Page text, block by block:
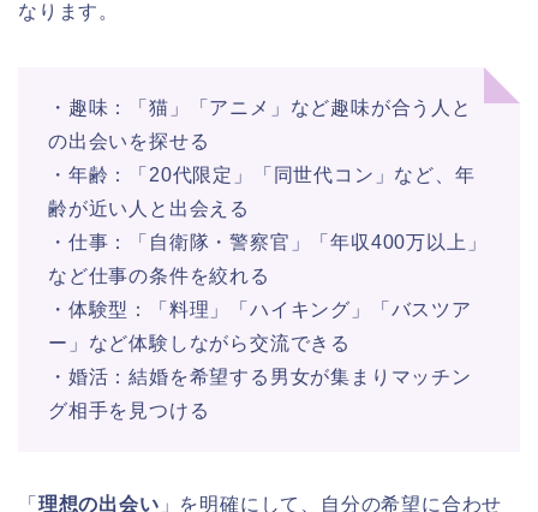
なります。
・趣味：「猫」「アニメ」など趣味が合う人と
の出会いを探せる
・年齢：「20代限定」「同世代コン」など、年
齢が近い人と出会える
・仕事：「自衛隊・警察官」「年収400万以上」
など仕事の条件を絞れる
・体験型：「料理」「ハイキング」「バスツア
ー」など体験しながら交流できる
・婚活：結婚を希望する男女が集まりマッチン
グ相手を見つける
「 理想の出会い 」を明確にして、自分の希望に合わせ